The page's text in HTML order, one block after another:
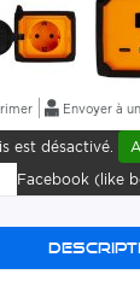
Envoyer à
est désactivé.
Facebook (like